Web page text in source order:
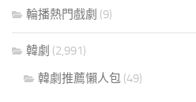
輪播熱門戲劇 (9)
韓劇 (2,991)
韓劇推薦懶人包 (49)